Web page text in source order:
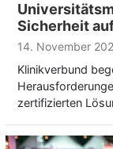
Sicherheit
14. November
Klinikverbund
zertifizierten